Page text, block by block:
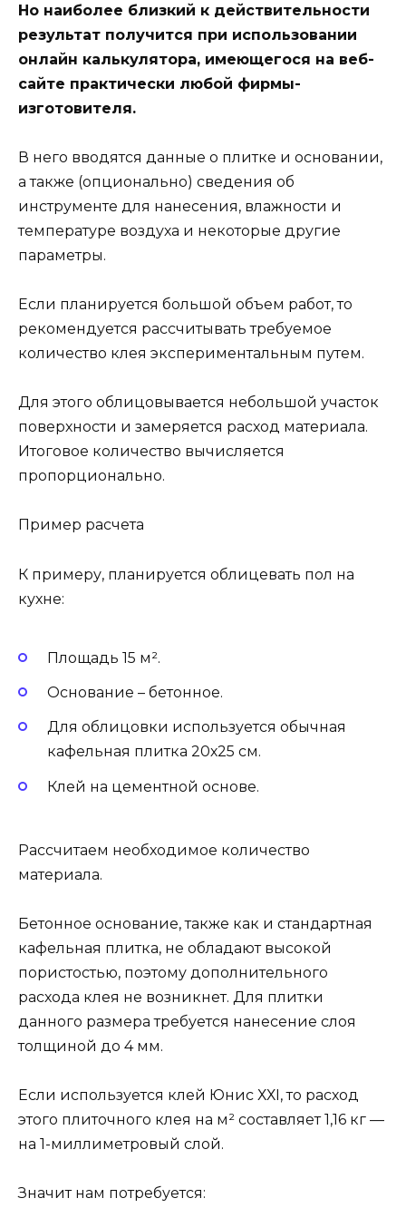
Но наиболее близкий к действительности
результат получится при использовании
онлайн калькулятора, имеющегося на веб-
сайте практически любой фирмы-
изготовителя.
В него вводятся данные о плитке и основании,
а также (опционально) сведения об
инструменте для нанесения, влажности и
температуре воздуха и некоторые другие
параметры.
Если планируется большой объем работ, то
рекомендуется рассчитывать требуемое
количество клея экспериментальным путем.
Для этого облицовывается небольшой участок
поверхности и замеряется расход материала.
Итоговое количество вычисляется
пропорционально.
Пример расчета
К примеру, планируется облицевать пол на
кухне:
Площадь 15 м².
Основание – бетонное.
Для облицовки используется обычная
кафельная плитка 20х25 см.
Клей на цементной основе.
Рассчитаем необходимое количество
материала.
Бетонное основание, также как и стандартная
кафельная плитка, не обладают высокой
пористостью, поэтому дополнительного
расхода клея не возникнет. Для плитки
данного размера требуется нанесение слоя
толщиной до 4 мм.
Если используется клей Юнис ХХI, то расход
этого плиточного клея на м² составляет 1,16 кг —
на 1-миллиметровый слой.
Значит нам потребуется: